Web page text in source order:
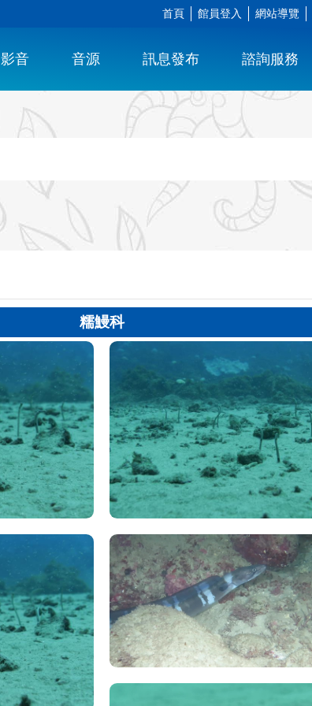
首頁 館員登入 網站導覽
影音 音源 訊息發布 諮詢服務
糯鰻科